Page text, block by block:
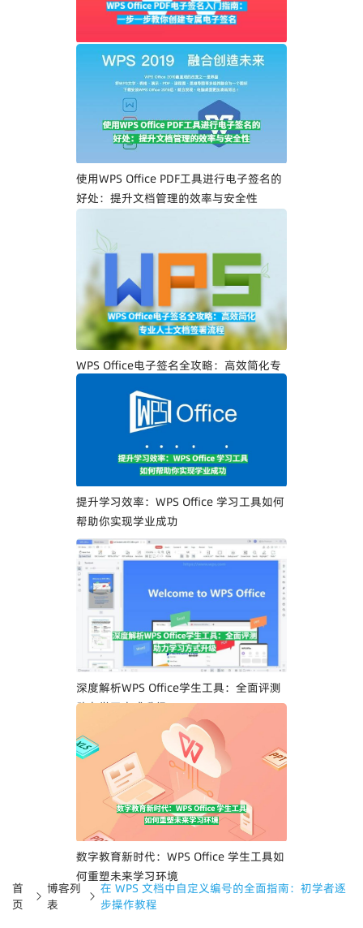
WPS Office PDF电子签名入门指南：一步
一步教你创建专属电子签名
使用WPS Office PDF工具进行电子签名的
好处：提升文档管理的效率与安全性
WPS Office电子签名全攻略：高效简化专
提升学习效率：WPS Office 学习工具如何
帮助你实现学业成功
深度解析WPS Office学生工具：全面评测
助力学习方式升级
数字教育新时代：WPS Office 学生工具如
何重塑未来学习环境
首
页
博客列
表
在 WPS 文档中自定义编号的全面指南：初学者逐
步操作教程